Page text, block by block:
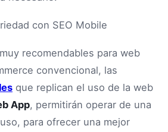
recomendables para web
convencional, las
que replican el uso de la web
App, permitirán operar de una
para ofrecer una mejor